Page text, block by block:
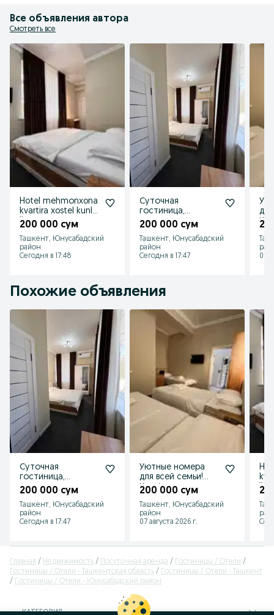
Все объявления автора
Смотреть все
Hotel mehmоnxona
kvartira xostel kunlik
ijara
200 000 сум
Ташкент, Юнусабадский
район
Сегодня в 17:48
Суточная
гостиница,
посуточно. отель
на ночь, аренда на
сутки
200 000 сум
Ташкент, Юнусабадский
район
Сегодня в 17:47
07
Похожие объявления
Суточная
гостиница,
посуточно. отель
на ночь, аренда на
сутки
200 000 сум
Ташкент, Юнусабадский
район
Сегодня в 17:47
Уютные номера
для всей семьи!
Комфорт и
доступность.
посуточно
200 000 сум
Ташкент, Юнусабадский
район
07 августа 2026 г.
Главная Недвижимость Посуточная аренда
Гостиницы / Отели
Гостиницы / Отели - Ташкентская область
Гостиницы / Отели - Ташкент
Гостиницы / Отели - Юнусабадский район
КАТЕГОРИЯ